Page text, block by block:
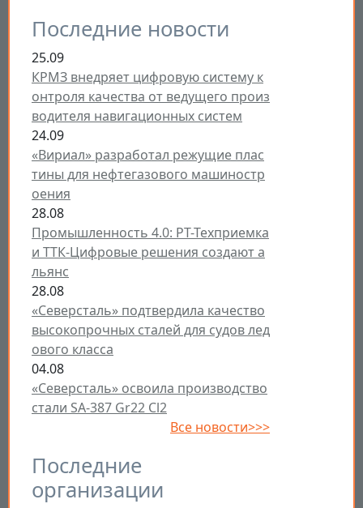
Последние новости
25.09
КРМЗ внедряет цифровую систему к
онтроля качества от ведущего произ
водителя навигационных систем
24.09
«Вириал» разработал режущие плас
тины для нефтегазового машиностр
оения
28.08
Промышленность 4.0: РТ-Техприемка
и ТТК-Цифровые решения создают а
льянс
28.08
«Северсталь» подтвердила качество
высокопрочных сталей для судов лед
ового класса
04.08
«Северсталь» освоила производство
стали SA-387 Gr22 Cl2
Все новости>>>
Последние
организации